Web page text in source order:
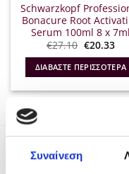
Συναίνεση
Schwarzkopf
Bonacure Root
Serum 100ml 8 x 7ml
€27.10 Original
price
was:
€27.10.
€20.33Η
τιμή
ΔΙΑΒΆΣΤΕ ΠΕΡΙΣΣΌΤΕΡΑ
ΤΑ ΠΙΟ ΠΡΟΣΦΑΤΑ